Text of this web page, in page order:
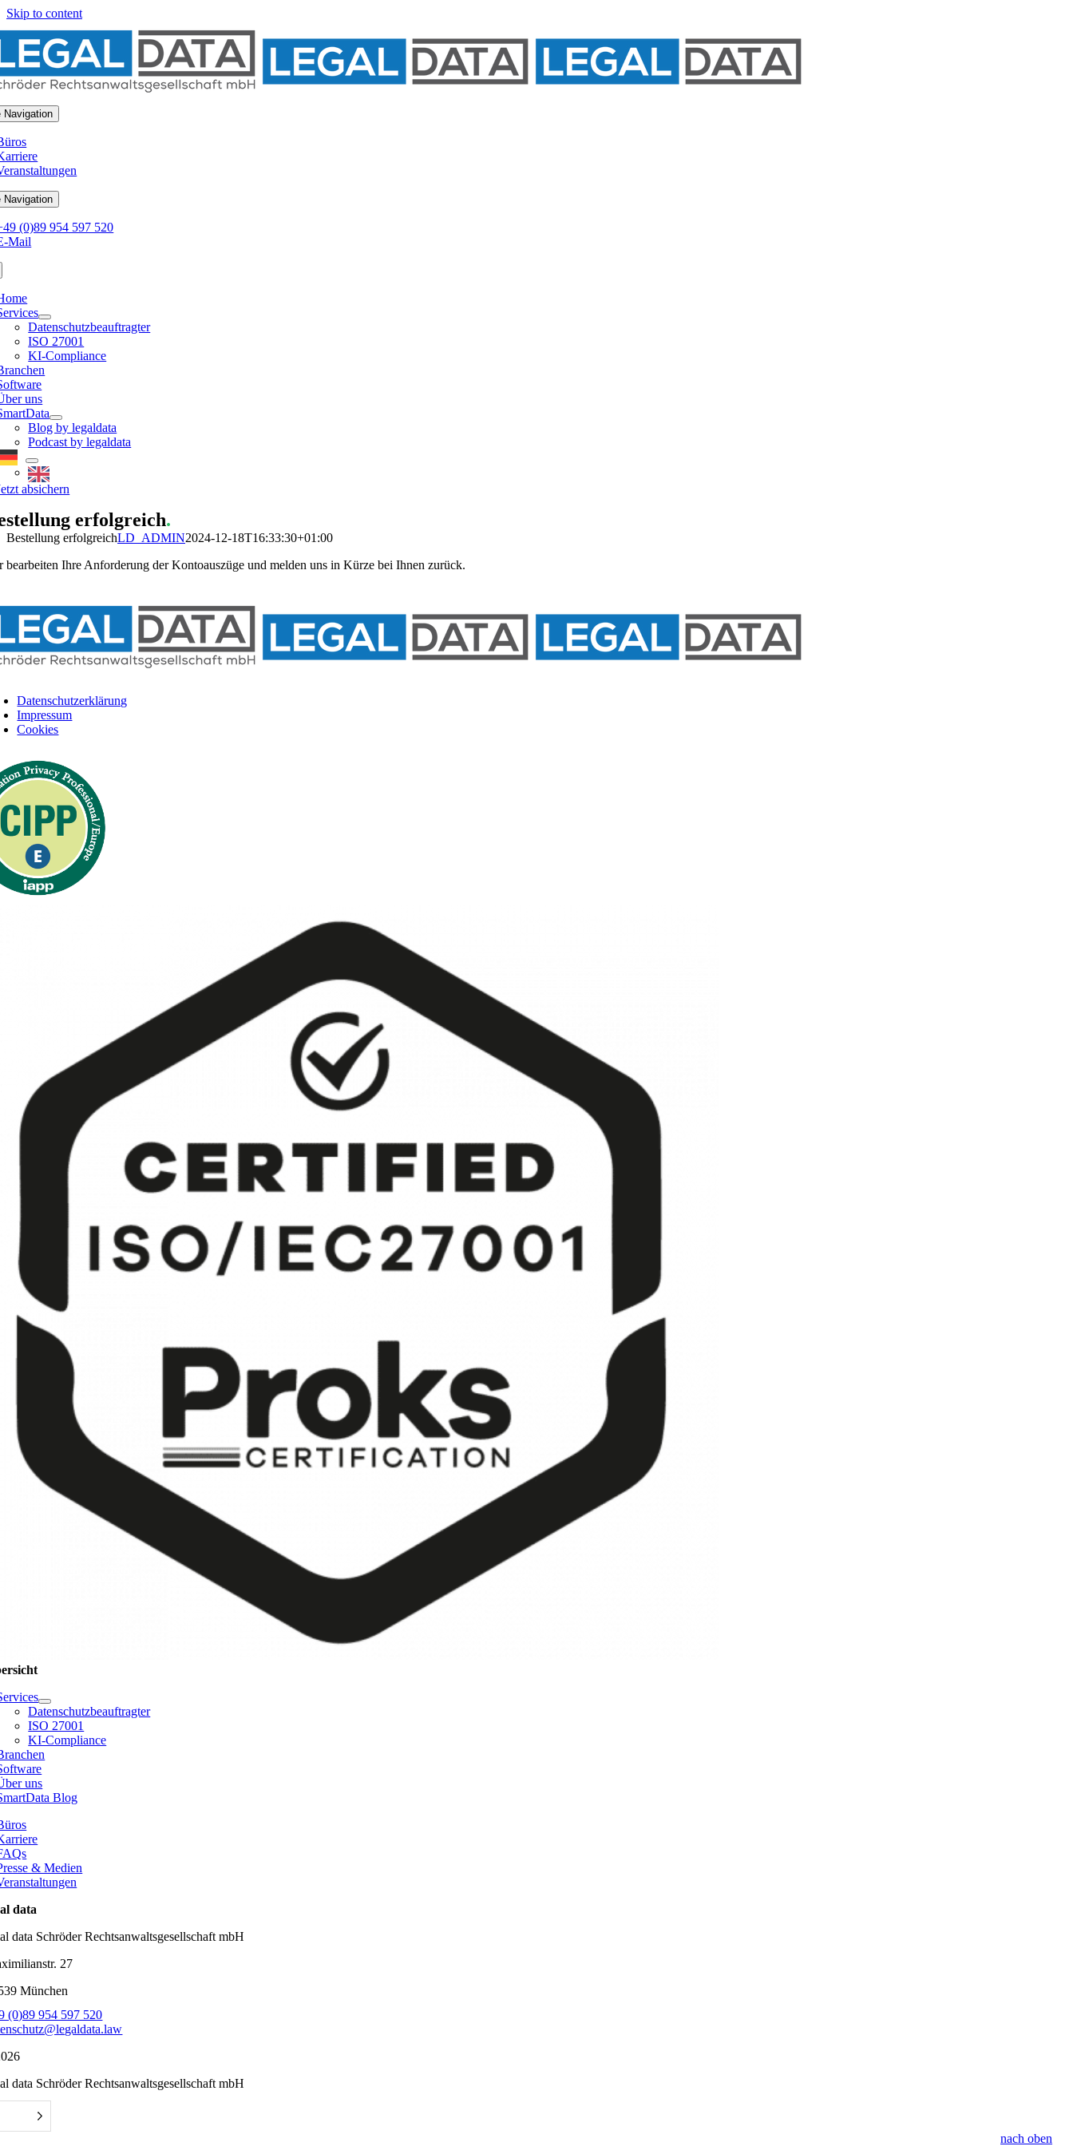
Skip to content
Navigation
Navigation
(0)89 954 597 520
Mail
Datenschutzbeauftragter
ISO 27001
KI-Compliance
uns
Blog by legaldata
Podcast by legaldata
absichern
erfolgreich.
Bestellung erfolgreichLD_ADMIN2024-12-18T16:33:30+01:00
bearbeiten Ihre Anforderung der Kontoauszüge und melden uns in Kürze bei Ihnen zurück.
Datenschutzerklärung
Impressum
Cookies
Datenschutzbeauftragter
ISO 27001
KI-Compliance
uns
Blog
& Medien
data
data Schröder Rechtsanwaltsgesellschaft mbH
27
München
(0)89 954 597 520
data Schröder Rechtsanwaltsgesellschaft mbH
nach oben